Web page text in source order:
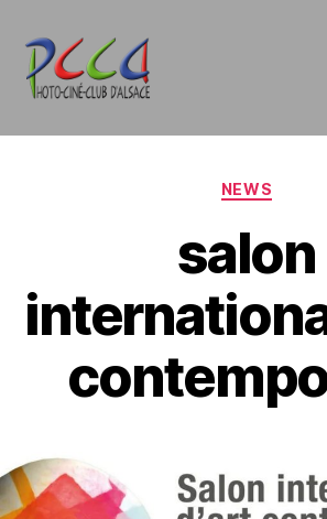
Ciné-
NEWS
salon